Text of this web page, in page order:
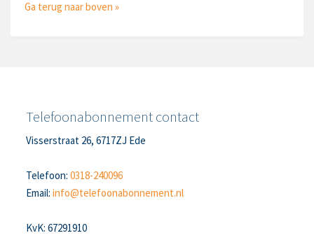
Ga terug naar boven »
Telefoonabonnement contact
Visserstraat 26, 6717ZJ Ede
Telefoon:0318-240096
Email:info@telefoonabonnement.nl
KvK: 67291910